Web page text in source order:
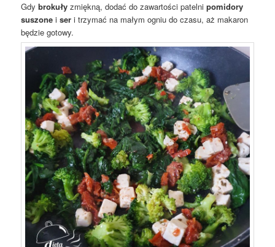
Gdybrokuły zmiękną, dodać do zawartości patelnipomidory
suszone iser i trzymać na małym ogniu do czasu, aż makaron
będzie gotowy.